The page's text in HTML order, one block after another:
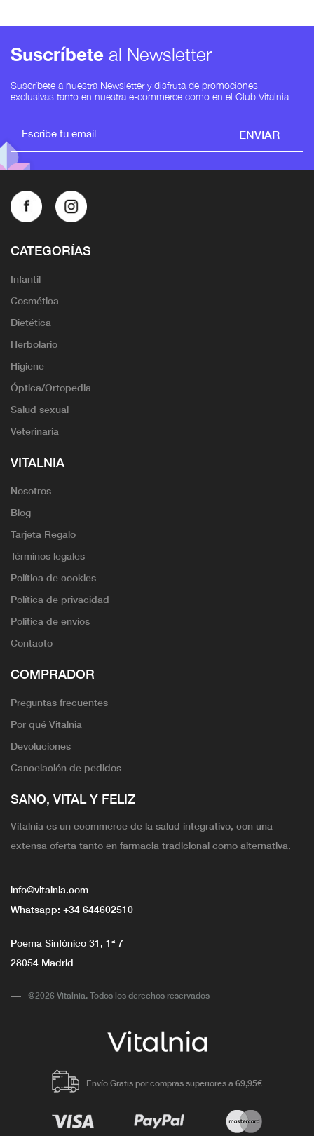
Suscríbete al Newsletter
Suscríbete a nuestra Newsletter y disfruta de promociones
exclusivas tanto en nuestra e-commerce como en el Club Vitalnia.
ENVIAR
CATEGORÍAS
Infantil
Cosmética
Dietética
Herbolario
Higiene
Óptica/Ortopedia
Salud sexual
Veterinaria
VITALNIA
Nosotros
Blog
Tarjeta Regalo
Términos legales
Política de cookies
Política de privacidad
Política de envíos
Contacto
COMPRADOR
Preguntas frecuentes
Por qué Vitalnia
Devoluciones
Cancelación de pedidos
SANO, VITAL Y FELIZ
Vitalnia es un ecommerce de la salud integrativo, con una
extensa oferta tanto en farmacia tradicional como alternativa.
info@vitalnia.com
Whatsapp: +34 644602510
Poema Sinfónico 31, 1ª 7
28054 Madrid
@2026 Vitalnia. Todos los derechos reservados
Envío Gratis por compras superiores a 69,95€